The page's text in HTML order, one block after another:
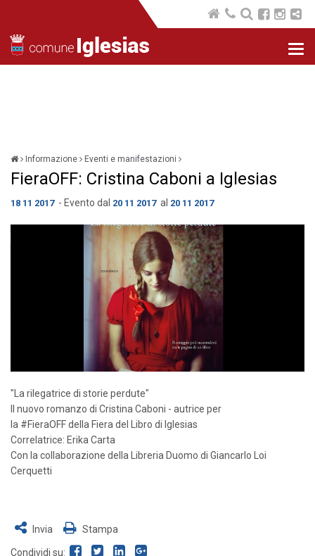
Informazione Eventi e manifestazioni
FieraOFF: Cristina Caboni a Iglesias
18 11 2017- Evento dal 20 11 2017al 20 11 2017
"La rilegatrice di storie perdute"
Il nuovo romanzo di Cristina Caboni - autrice per
la #FieraOFFdella Fiera del Libro di Iglesias
Correlatrice: Erika Carta
Con la collaborazione della
Libreria Duomo di Giancarlo Loi
Cerquetti
Invia Stampa
Condividi su: